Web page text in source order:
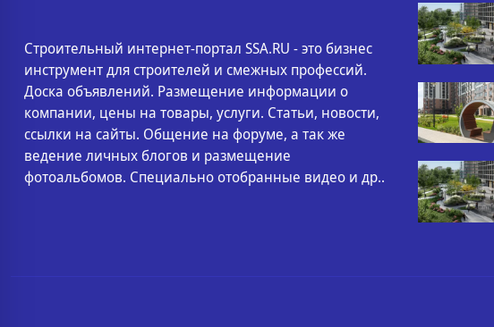
Строительный интернет-портал SSA.RU - это бизнес
инструмент для строителей и смежных профессий.
Доска объявлений. Размещение информации о
компании, цены на товары, услуги. Статьи, новости,
ссылки на сайты. Общение на форуме, а так же
ведение личных блогов и размещение
фотоальбомов. Специально отобранные видео и др..